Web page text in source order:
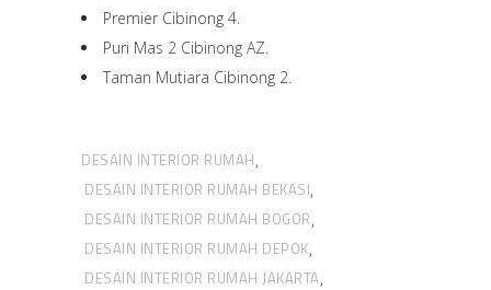
Premier Cibinong 4.
Puri Mas 2 Cibinong AZ.
Taman Mutiara Cibinong 2.
DESAIN INTERIOR RUMAH,
DESAIN INTERIOR RUMAH BEKASI,
DESAIN INTERIOR RUMAH BOGOR,
DESAIN INTERIOR RUMAH DEPOK,
DESAIN INTERIOR RUMAH JAKARTA,